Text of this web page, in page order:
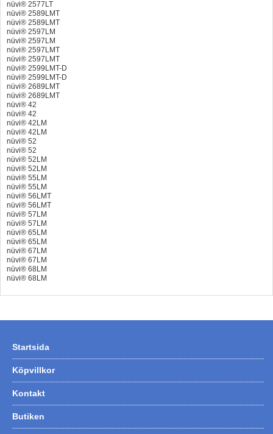
nüvi® 2577LT
nüvi® 2589LMT
nüvi® 2589LMT
nüvi® 2597LM
nüvi® 2597LM
nüvi® 2597LMT
nüvi® 2597LMT
nüvi® 2599LMT-D
nüvi® 2599LMT-D
nüvi® 2689LMT
nüvi® 2689LMT
nüvi® 42
nüvi® 42
nüvi® 42LM
nüvi® 42LM
nüvi® 52
nüvi® 52
nüvi® 52LM
nüvi® 52LM
nüvi® 55LM
nüvi® 55LM
nüvi® 56LMT
nüvi® 56LMT
nüvi® 57LM
nüvi® 57LM
nüvi® 65LM
nüvi® 65LM
nüvi® 67LM
nüvi® 67LM
nüvi® 68LM
nüvi® 68LM
Startsida
Köpvillkor
Kontakt
Butiken